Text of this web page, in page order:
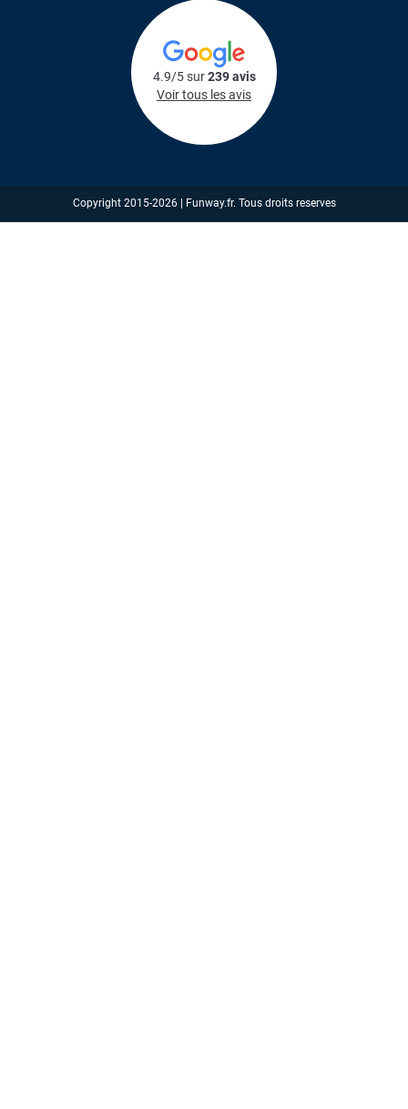
4.9/5 sur239 avis
Voir tous les avis
Copyright 2015-2026 | Funway.fr. Tous droits reserves